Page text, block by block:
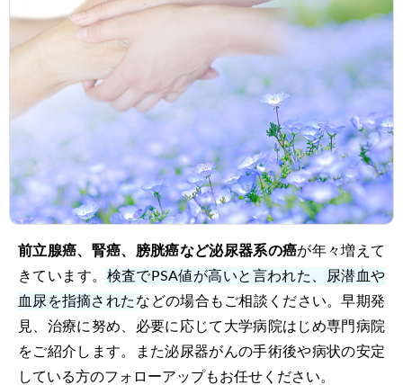
前立腺癌、腎癌、膀胱癌など泌尿器系の癌が年々増えて
きています。 検査でPSA値が高いと言われた、尿潜血や
血尿を指摘された などの場合もご相談ください。早期発
見、治療に努め、必要に応じて大学病院はじめ専門病院
をご紹介します。また泌尿器がんの手術後や病状の安定
している方のフォローアップもお任せください。